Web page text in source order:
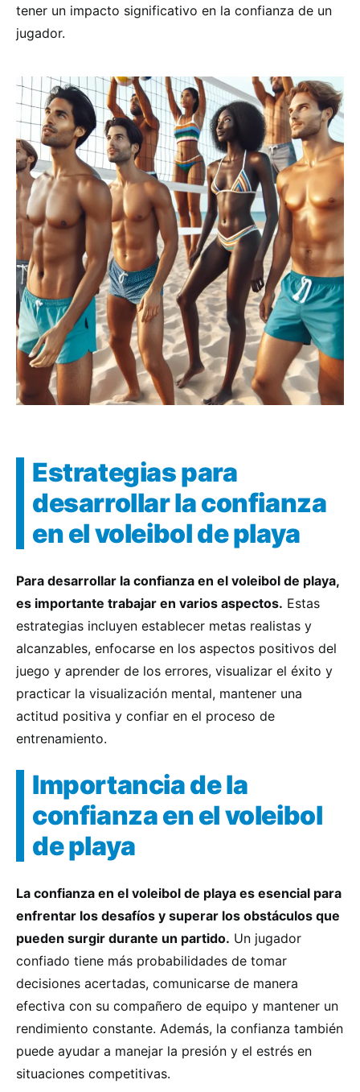
tener un impacto significativo en la confianza de un
jugador.
Estrategias para
desarrollar la confianza
en el voleibol de playa
Para desarrollar la confianza en el voleibol de playa,
es importante trabajar en varios aspectos. Estas
estrategias incluyen establecer metas realistas y
alcanzables, enfocarse en los aspectos positivos del
juego y aprender de los errores, visualizar el éxito y
practicar la visualización mental, mantener una
actitud positiva y confiar en el proceso de
entrenamiento.
Importancia de la
confianza en el voleibol
de playa
La confianza en el voleibol de playa es esencial para
enfrentar los desafíos y superar los obstáculos que
pueden surgir durante un partido. Un jugador
confiado tiene más probabilidades de tomar
decisiones acertadas, comunicarse de manera
efectiva con su compañero de equipo y mantener un
rendimiento constante. Además, la confianza también
puede ayudar a manejar la presión y el estrés en
situaciones competitivas.